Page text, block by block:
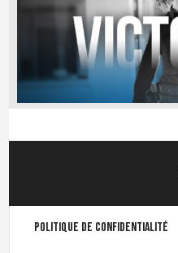
Politique de confidentialité